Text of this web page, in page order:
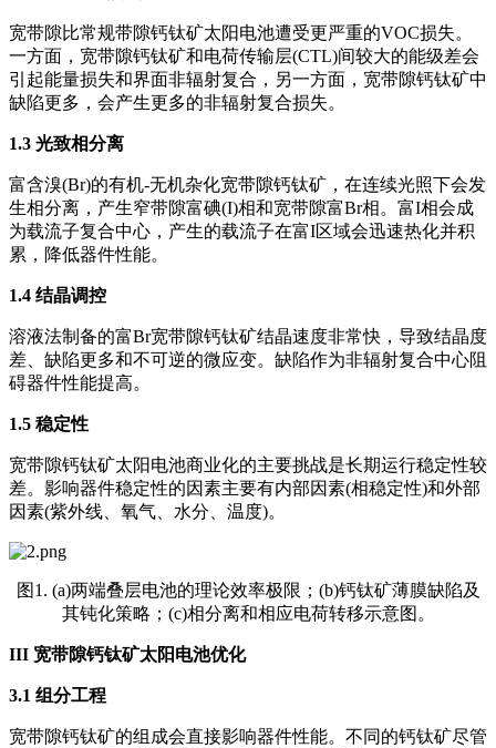
宽带隙比常规带隙钙钛矿太阳电池遭受更严重的VOC损失。
一方面，宽带隙钙钛矿和电荷传输层(CTL)间较大的能级差会
引起能量损失和界面非辐射复合，另一方面，宽带隙钙钛矿中
缺陷更多，会产生更多的非辐射复合损失。
1.3 光致相分离
富含溴(Br)的有机-无机杂化宽带隙钙钛矿，在连续光照下会发
生相分离，产生窄带隙富碘(I)相和宽带隙富Br相。富I相会成
为载流子复合中心，产生的载流子在富I区域会迅速热化并积
累，降低器件性能。
1.4 结晶调控
溶液法制备的富Br宽带隙钙钛矿结晶速度非常快，导致结晶度
差、缺陷更多和不可逆的微应变。缺陷作为非辐射复合中心阻
碍器件性能提高。
1.5 稳定性
宽带隙钙钛矿太阳电池商业化的主要挑战是长期运行稳定性较
差。影响器件稳定性的因素主要有内部因素(相稳定性)和外部
因素(紫外线、氧气、水分、温度)。
图1. (a)两端叠层电池的理论效率极限；(b)钙钛矿薄膜缺陷及
其钝化策略；(c)相分离和相应电荷转移示意图。
III 宽带隙钙钛矿太阳电池优化
3.1 组分工程
宽带隙钙钛矿的组成会直接影响器件性能。不同的钙钛矿尽管